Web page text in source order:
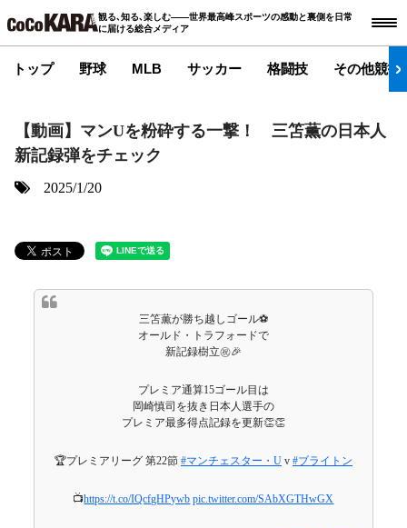
観る､知る､楽しむ――世界最高峰スポーツの感動と裏側を日常
に届ける総合メディア
トップ 野球 MLB サッカー 格闘技 その他競技
【動画】マンUを粉砕する一撃！ 三笘薫の日本人
新記録弾をチェック
2025/1/20
三笘薫が勝ち越しゴール⚽️
オールド・トラフォードで
新記録樹立㊗️🎉
プレミア通算15ゴール目は
岡崎慎司を抜き日本人選手の
プレミア最多得点記録を更新👏👏
🏆プレミアリーグ 第22節 #マンチェスター・Uv #ブライトン
📺https://t.co/IQcfgHPywb pic.twitter.com/SAbXGTHwGX